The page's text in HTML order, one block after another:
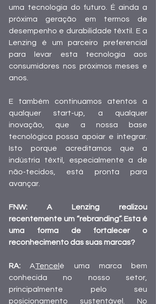
uma tecnologia do futuro. É ainda a
próxima geração em termos de
desempenho e durabilidade têxtil. E a
Lenzing é um parceiro preferencial
para levar esta tecnologia aos
consumidores nos próximos meses e
anos.
E também continuamos atentos a
qualquer start-up, a qualquer
inovação, que a nossa base
tecnológica possa apoiar e integrar.
Isto porque acreditamos que a
indústria têxtil, especialmente a de
não-tecidos, está pronta para
avançar.
FNW: A Lenzing realizou
recentemente um “rebranding”. Esta é
uma forma de fortalecer o
reconhecimento das suas marcas?
RA: ATencel é uma marca bem
conhecida no nosso setor,
principalmente pelo seu
posicionamento sustentável. No